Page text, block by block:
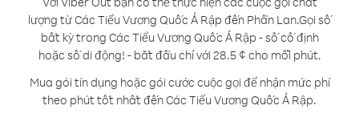
lượng từ Các Tiểu Vương Quốc Ả Rập đến Phần Lan.Gọi số
bất kỳ trong Các Tiểu Vương Quốc Ả Rập - số cố định
hoặc số di động! - bắt đầu chỉ với 28.5 ¢ cho mỗi phút.
Mua gói tín dụng hoặc gói cước cuộc gọi để nhận mức phí
theo phút tốt nhất đến Các Tiểu Vương Quốc Ả Rập.